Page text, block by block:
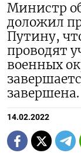
Министр
доложил
Путину,
проводят
военных
завершена.
14.02.2022